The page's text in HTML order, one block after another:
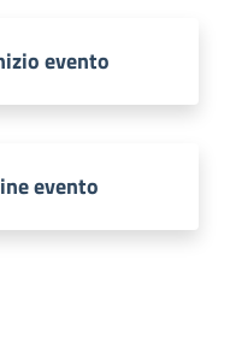
evento
evento